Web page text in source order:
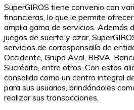
SuperGIROS tiene convenio con
financieras, lo que le permite
amplia gama de servicios. Además
juegos de suerte y azar,
servicios de corresponsalía de
Occidente, Grupo Aval, BBVA,
Sucrédito, entre otros. Con estas
consolida como un centro integral
para sus usuarios, brindándoles
realizar sus transacciones.